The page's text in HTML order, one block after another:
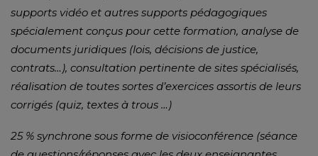
supports vidéo et autres supports pédagogiques
spécialement conçus pour cette formation, analyse de
documents juridiques (lois, décisions de justice,
contrats…), consultation pertinente de sites spécialisés,
réalisation de toutes sortes d’exercices assortis de leurs
corrigés (quiz, textes à trous …)
25 % synchrone sous forme de visioconférence (séance